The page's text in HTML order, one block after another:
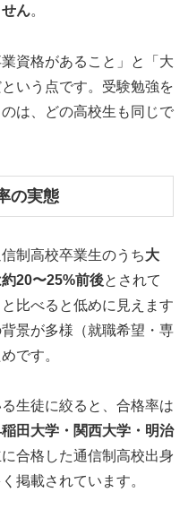
ん。
資格があること」と「大
いう点です。受験勉強を
は、どの高校生も同じで
の実態
制高校卒業生のうち大
20〜25%前後とされて
比べると低めに見えます
景が多様（就職希望・専
です。
生徒に絞ると、合格率は
田大学・関西大学・明治
合格した通信制高校出身
掲載されています。